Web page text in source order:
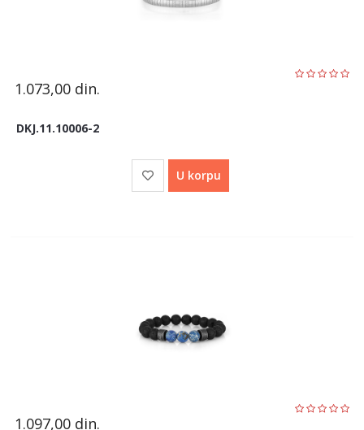
1.073,00 din.
DKJ.11.10006-2
U korpu
1.097,00 din.